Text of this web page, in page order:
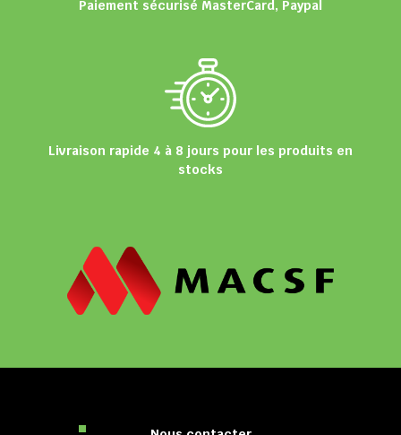
Paiement sécurisé MasterCard, Paypal
Livraison rapide 4 à 8 jours pour les produits en
stocks